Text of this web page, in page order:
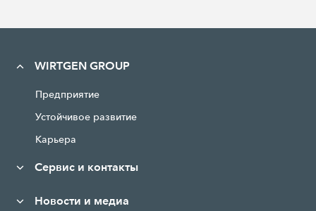
WIRTGEN GROUP
Предприятие
Устойчивое развитие
Карьера
Сервис и контакты
Новости и медиа